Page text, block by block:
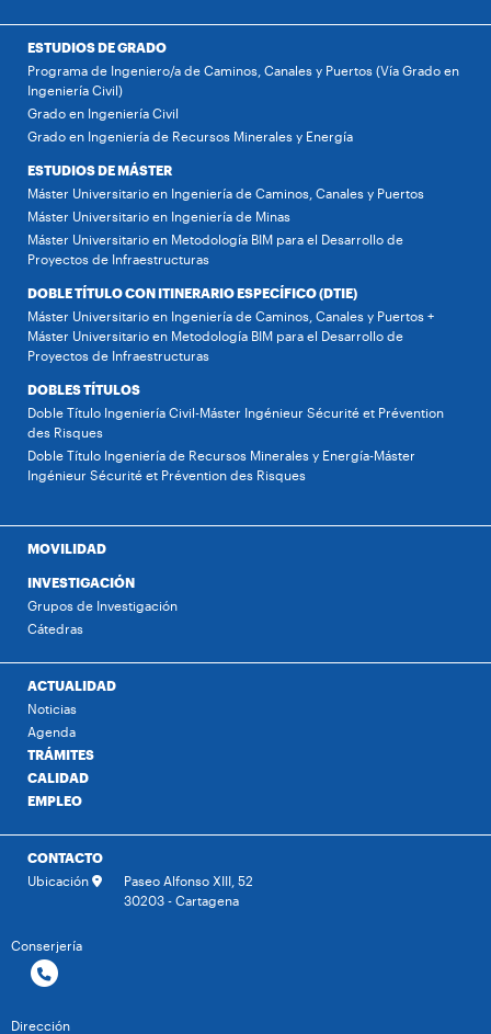
ESTUDIOS DE GRADO
Programa de Ingeniero/a de Caminos, Canales y Puertos (Vía Grado en
Ingeniería Civil)
Grado en Ingeniería Civil
Grado en Ingeniería de Recursos Minerales y Energía
ESTUDIOS DE MÁSTER
Máster Universitario en Ingeniería de Caminos, Canales y Puertos
Máster Universitario en Ingeniería de Minas
Máster Universitario en Metodología BIM para el Desarrollo de
Proyectos de Infraestructuras
DOBLE TÍTULO CON ITINERARIO ESPECÍFICO (DTIE)
Máster Universitario en Ingeniería de Caminos, Canales y Puertos +
Máster Universitario en Metodología BIM para el Desarrollo de
Proyectos de Infraestructuras
DOBLES TÍTULOS
Doble Título Ingeniería Civil-Máster Ingénieur Sécurité et Prévention
des Risques
Doble Título Ingeniería de Recursos Minerales y Energía-Máster
Ingénieur Sécurité et Prévention des Risques
MOVILIDAD
INVESTIGACIÓN
Grupos de Investigación
Cátedras
ACTUALIDAD
Noticias
Agenda
TRÁMITES
CALIDAD
EMPLEO
CONTACTO
Ubicación
Paseo Alfonso XIII, 52
30203 - Cartagena
Conserjería
Dirección